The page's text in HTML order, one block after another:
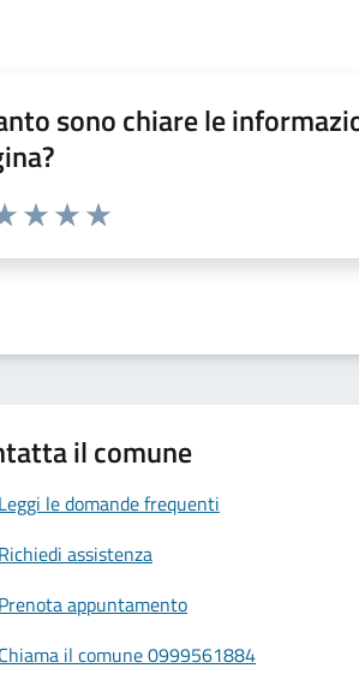
sono chiare le
1 a 5 stelle la pagina
il comune
le domande frequenti
assistenza
appuntamento
il comune 0999561884